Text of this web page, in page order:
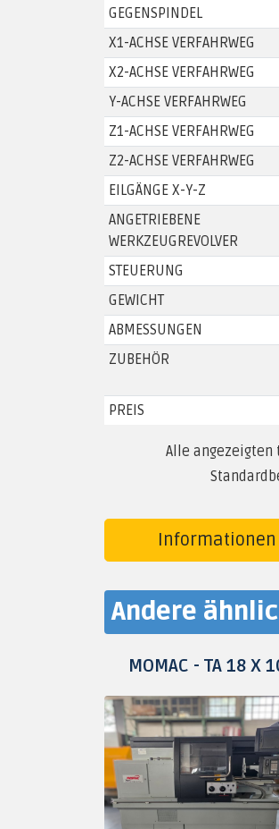
GEGENSPINDEL
X1-ACHSE VERFAHRWEG
X2-ACHSE VERFAHRWEG
Y-ACHSE VERFAHRWEG
Z1-ACHSE VERFAHRWEG
Z2-ACHSE VERFAHRWEG
EILGÄNGE X-Y-Z
ANGETRIEBENE
WERKZEUGREVOLVER
STEUERUNG
GEWICHT
ABMESSUNGEN
ZUBEHÖR
PREIS
Alle angezeigten
Andere
MOMAC - TA 18 X